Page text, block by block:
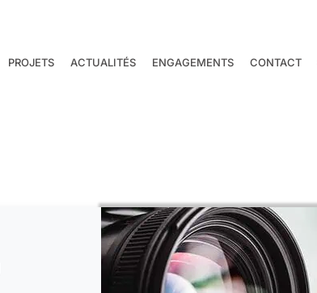
PROJETS ACTUALITÉS ENGAGEMENTS CONTACT